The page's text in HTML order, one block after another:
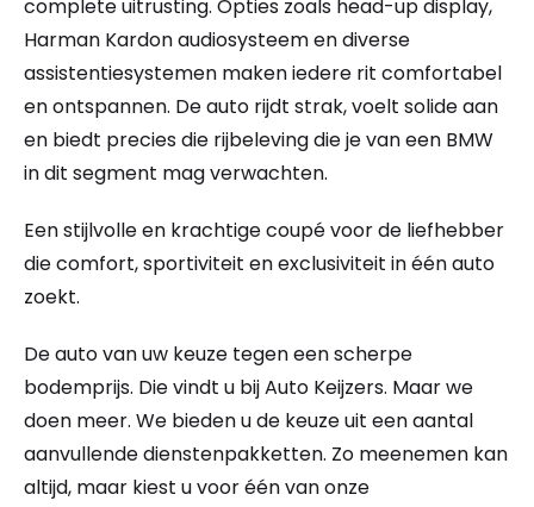
complete uitrusting. Opties zoals head-up display,
Harman Kardon audiosysteem en diverse
assistentiesystemen maken iedere rit comfortabel
en ontspannen. De auto rijdt strak, voelt solide aan
en biedt precies die rijbeleving die je van een BMW
in dit segment mag verwachten.
Een stijlvolle en krachtige coupé voor de liefhebber
die comfort, sportiviteit en exclusiviteit in één auto
zoekt.
De auto van uw keuze tegen een scherpe
bodemprijs. Die vindt u bij Auto Keijzers. Maar we
doen meer. We bieden u de keuze uit een aantal
aanvullende dienstenpakketten. Zo meenemen kan
altijd, maar kiest u voor één van onze